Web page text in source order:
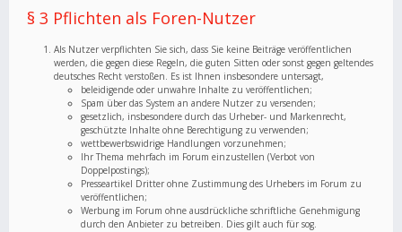
§ 3 Pflichten als Foren-Nutzer
Als Nutzer verpflichten Sie sich, dass Sie keine Beiträge veröffentlichen
werden, die gegen diese Regeln, die guten Sitten oder sonst gegen geltendes
deutsches Recht verstoßen. Es ist Ihnen insbesondere untersagt,
beleidigende oder unwahre Inhalte zu veröffentlichen;
Spam über das System an andere Nutzer zu versenden;
gesetzlich, insbesondere durch das Urheber- und Markenrecht,
geschützte Inhalte ohne Berechtigung zu verwenden;
wettbewerbswidrige Handlungen vorzunehmen;
Ihr Thema mehrfach im Forum einzustellen (Verbot von
Doppelpostings);
Presseartikel Dritter ohne Zustimmung des Urhebers im Forum zu
veröffentlichen;
Werbung im Forum ohne ausdrückliche schriftliche Genehmigung
durch den Anbieter zu betreiben. Dies gilt auch für sog.